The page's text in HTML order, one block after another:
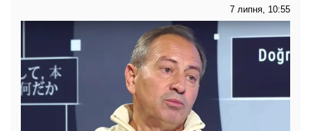
7 липня, 10:55